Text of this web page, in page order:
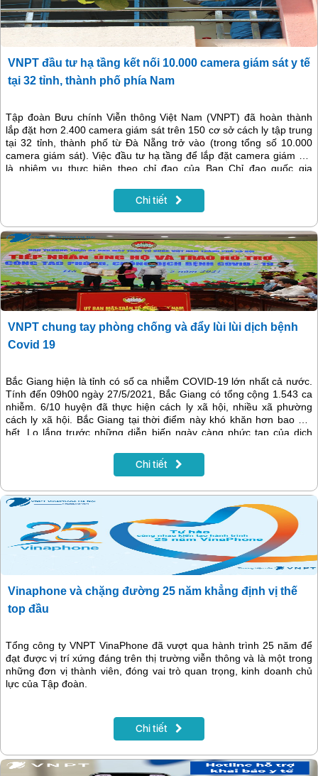
VNPT đầu tư hạ tầng kết nối 10.000 camera giám sát y tế
tại 32 tỉnh, thành phố phía Nam
Tập đoàn Bưu chính Viễn thông Việt Nam (VNPT) đã hoàn thành
lắp đặt hơn 2.400 camera giám sát trên 150 cơ sở cách ly tập trung
tại 32 tỉnh, thành phố từ Đà Nẵng trở vào (trong tổng số 10.000
camera giám sát). Việc đầu tư hạ tầng để lắp đặt camera giám sát
là nhiệm vụ thực hiện theo chỉ đạo của Ban Chỉ đạo quốc gia
Chi tiết
VNPT chung tay phòng chống và đẩy lùi lùi dịch bệnh
Covid 19
Bắc Giang hiện là tỉnh có số ca nhiễm COVID-19 lớn nhất cả nước.
Tính đến 09h00 ngày 27/5/2021, Bắc Giang có tổng cộng 1.543 ca
nhiễm. 6/10 huyện đã thực hiện cách ly xã hội, nhiều xã phường
cách ly xã hội. Bắc Giang tại thời điểm này khó khăn hơn bao giờ
hết. Lo lắng trước những diễn biến ngày càng phức tạp của dịch
phần nào hạn chế sự lây lan của COVID-19 và cũng là để quan tâm
Chi tiết
Vinaphone và chặng đường 25 năm khẳng định vị thế
top đầu
Tổng công ty VNPT VinaPhone đã vượt qua hành trình 25 năm để
đạt được vị trí xứng đáng trên thị trường viễn thông và là một trong
những đơn vị thành viên, đóng vai trò quan trọng, kinh doanh chủ
lực của Tập đoàn.
Chi tiết